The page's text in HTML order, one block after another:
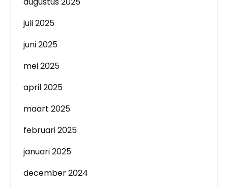
juli 2025
juni 2025
mei 2025
april 2025
maart 2025
februari 2025
januari 2025
december 2024